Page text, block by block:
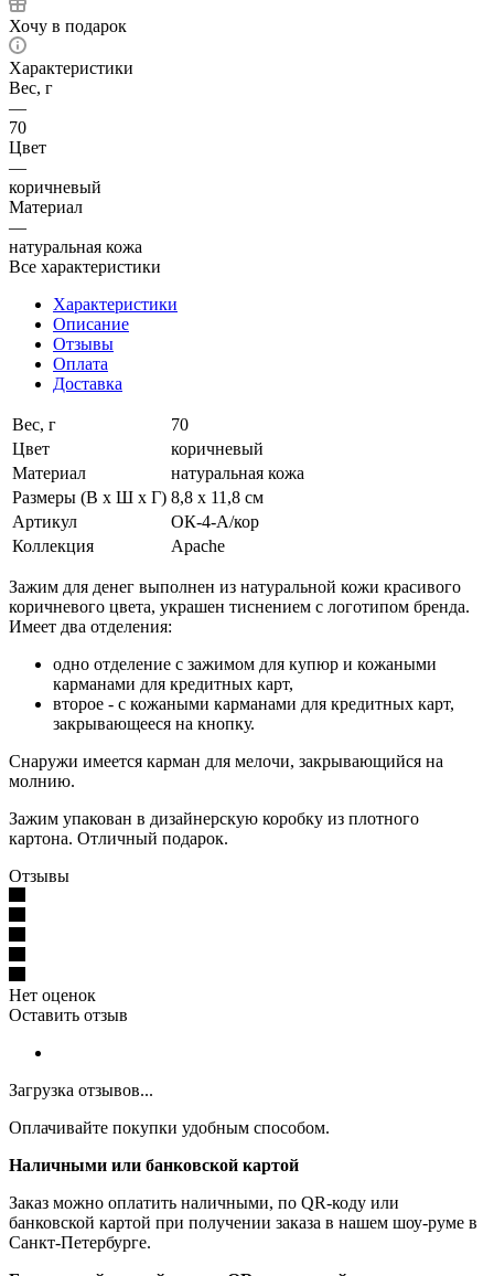
Хочу в подарок
Характеристики
Вес, г
—
70
Цвет
—
коричневый
Материал
—
натуральная кожа
Все характеристики
Характеристики
Описание
Отзывы
Оплата
Доставка
Вес, г
70
Цвет
коричневый
Материал
натуральная кожа
Размеры (В х Ш х Г) 8,8 x 11,8 см
Артикул
ОК-4-А/кор
Коллекция
Apache
Зажим для денег выполнен из натуральной кожи красивого
коричневого цвета, украшен тиснением с логотипом бренда.
Имеет два отделения:
одно отделение с зажимом для купюр и кожаными
карманами для кредитных карт,
второе - с кожаными карманами для кредитных карт,
закрывающееся на кнопку.
Снаружи имеется карман для мелочи, закрывающийся на
молнию.
Зажим упакован в дизайнерскую коробку из плотного
картона. Отличный подарок.
Отзывы
Нет оценок
Оставить отзыв
Загрузка отзывов...
Оплачивайте покупки удобным способом.
Наличными или банковской картой
Заказ можно оплатить наличными, по QR-коду или
банковской картой при получении заказа в нашем шоу-руме в
Санкт-Петербурге.